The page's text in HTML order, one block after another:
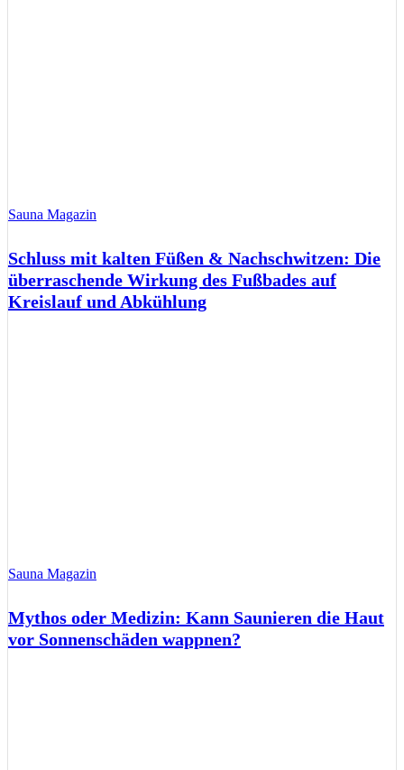
Sauna Magazin
Schluss mit kalten Füßen & Nachschwitzen: Die
überraschende Wirkung des Fußbades auf
Kreislauf und Abkühlung
Sauna Magazin
Mythos oder Medizin: Kann Saunieren die Haut
vor Sonnenschäden wappnen?